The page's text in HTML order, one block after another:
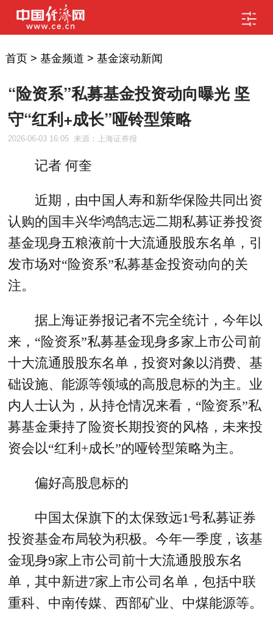
首页> 基金频道 > 基金滚动新闻
“险资系”私募基金投资动向曝光 坚
守“红利+成长”哑铃型策略
2026-06-03 16:05 来源：上海证券报
记者 何奎
近期，由中国人寿和新华保险共同出资
认购的国丰兴华鸿鹄志远二期私募证券投资
基金现身五粮液前十大流通股股东名单，引
发市场对“险资系”私募基金投资动向的关
注。
据上海证券报记者不完全统计，今年以
来，“险资系”私募基金现身多家上市公司前
十大流通股股东名单，投资对象以消费、基
础设施、能源等领域的高股息标的为主。业
内人士认为，从持仓情况来看，“险资系”私
募基金秉持了险资长期投资的风格，未来投
资会以“红利+成长”的哑铃型策略为主。
偏好高股息标的
中国太保旗下的太保致远1号私募证券
投资基金布局较为积极。今年一季度，该基
金现身9家上市公司前十大流通股股东名
单，其中新进7家上市公司名单，包括中联
重科、中南传媒、西部矿业、中煤能源等。